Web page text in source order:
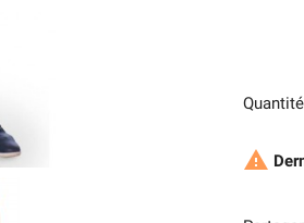
Quantité
